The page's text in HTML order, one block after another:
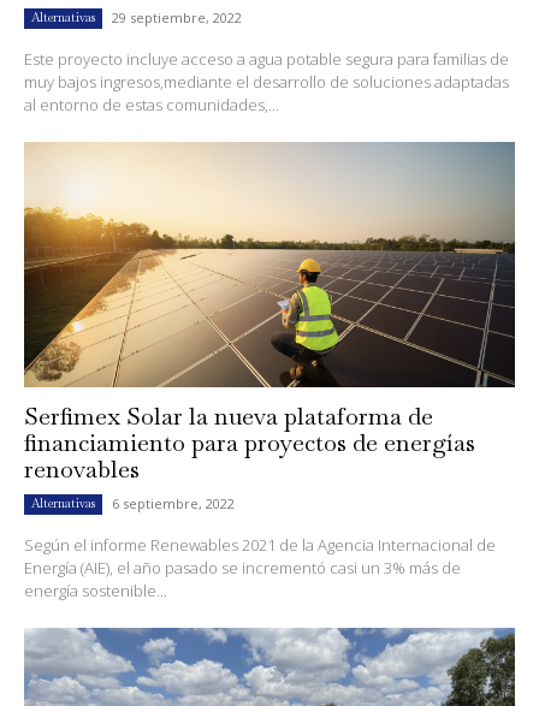
Alternativas 29 septiembre, 2022
Este proyecto incluye acceso a agua potable segura para familias de
muy bajos ingresos,mediante el desarrollo de soluciones adaptadas
al entorno de estas comunidades,...
Serfimex Solar la nueva plataforma de
financiamiento para proyectos de energías
renovables
Alternativas 6 septiembre, 2022
Según el informe Renewables 2021 de la Agencia Internacional de
Energía (AIE), el año pasado se incrementó casi un 3% más de
energía sostenible...